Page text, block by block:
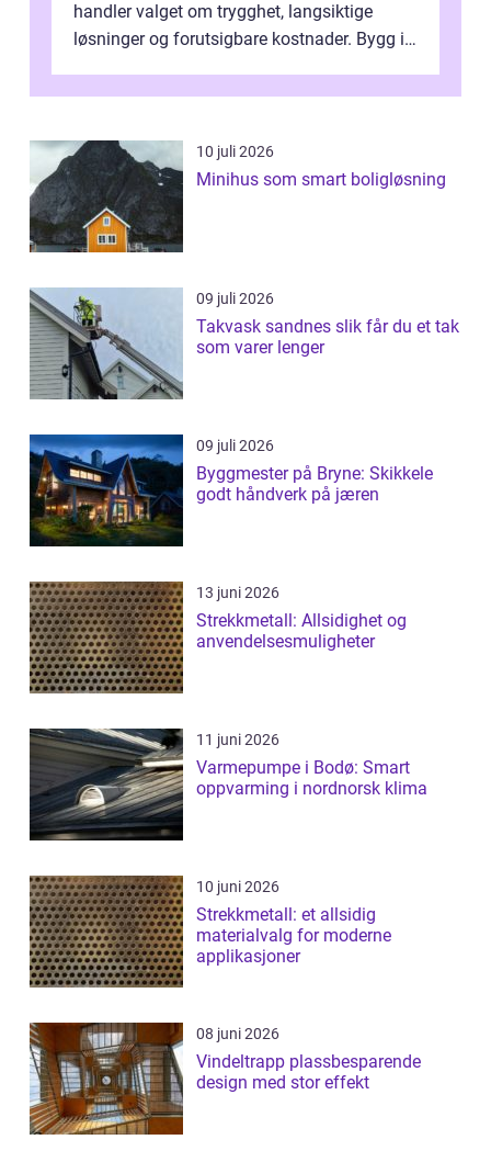
handler valget om trygghet, langsiktige
løsninger og forutsigbare kostnader. Bygg i
10 juli 2026
Minihus som smart boligløsning
09 juli 2026
Takvask sandnes slik får du et tak
som varer lenger
09 juli 2026
Byggmester på Bryne: Skikkele
godt håndverk på jæren
13 juni 2026
Strekkmetall: Allsidighet og
anvendelsesmuligheter
11 juni 2026
Varmepumpe i Bodø: Smart
oppvarming i nordnorsk klima
10 juni 2026
Strekkmetall: et allsidig
materialvalg for moderne
applikasjoner
08 juni 2026
Vindeltrapp plassbesparende
design med stor effekt